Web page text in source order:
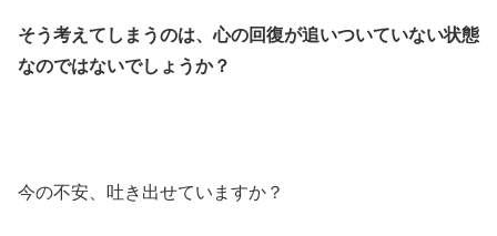
そう考えてしまうのは、心の回復が追いついていない状態
なのではないでしょうか？
今の不安、吐き出せていますか？